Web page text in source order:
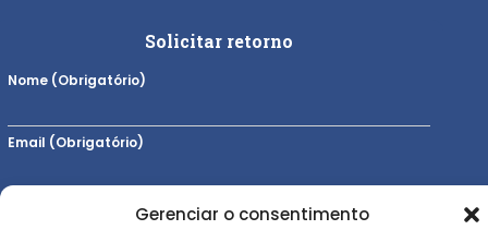
Gerenciar o consentimento
Solicitar retorno
Nome (Obrigatório)
Email (Obrigatório)
Telefone (Obrigatório)